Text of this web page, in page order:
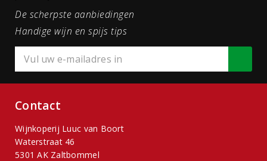
De scherpste aanbiedingen
Handige wijn en spijs tips
Contact
Wijnkoperij Luuc van Boort
Waterstraat 46
5301 AK Zaltbommel